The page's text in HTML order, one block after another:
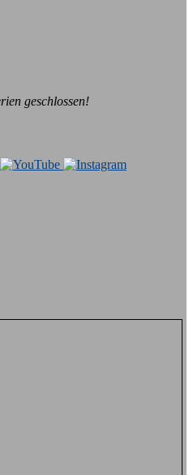
geschlossen!